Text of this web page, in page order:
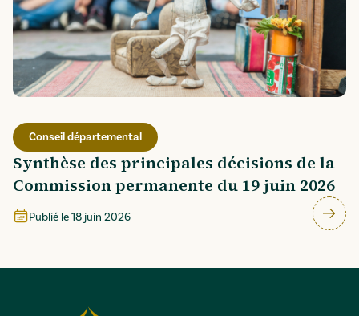
Conseil départemental
Synthèse des principales décisions de la
Commission permanente du 19 juin 2026
Publié le18 juin 2026